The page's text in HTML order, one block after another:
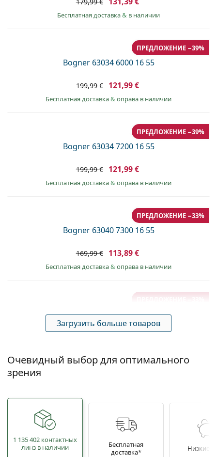
Бесплатная доставка& в наличии
Bogner 63034 6000 16 55
ПРЕДЛОЖЕНИЕ −39%
199,99 € 121,99 €
Бесплатная доставка& оправа в наличии
Bogner 63034 7200 16 55
ПРЕДЛОЖЕНИЕ −39%
199,99 € 121,99 €
Бесплатная доставка& оправа в наличии
Bogner 63040 7300 16 55
ПРЕДЛОЖЕНИЕ −33%
169,99 € 113,89 €
Бесплатная доставка& оправа в наличии
Bogner 63042 6000 17 54
Загрузить больше товаров
Очевидный выбор для оптимального
зрения
1 135 402 контактных
линз в наличии
Бесплатная
доставка*
Низкие